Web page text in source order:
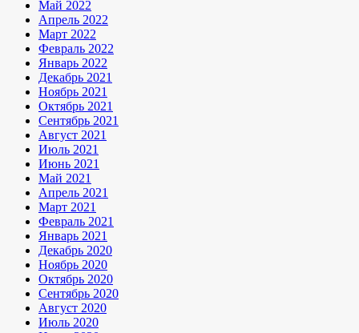
Май 2022
Апрель 2022
Март 2022
Февраль 2022
Январь 2022
Декабрь 2021
Ноябрь 2021
Октябрь 2021
Сентябрь 2021
Август 2021
Июль 2021
Июнь 2021
Май 2021
Апрель 2021
Март 2021
Февраль 2021
Январь 2021
Декабрь 2020
Ноябрь 2020
Октябрь 2020
Сентябрь 2020
Август 2020
Июль 2020